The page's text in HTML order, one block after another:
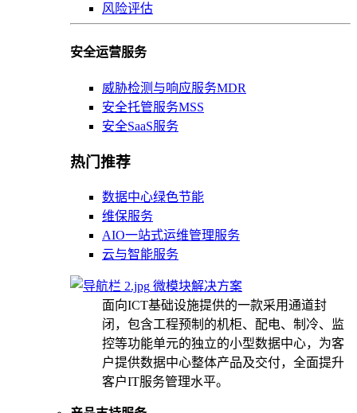
风险评估
安全运营服务
威胁检测与响应服务MDR
安全托管服务MSS
安全SaaS服务
热门推荐
数据中心绿色节能
维保服务
AIO一站式运维管理服务
云与智能服务
微模块解决方案
面向ICT基础设施提供的一款采用通道封
闭，包含工程预制的机柜、配电、制冷、监
控等功能单元的独立的小型数据中心，为客
户提供数据中心整体产品及交付，全面提升
客户IT服务管理水平。